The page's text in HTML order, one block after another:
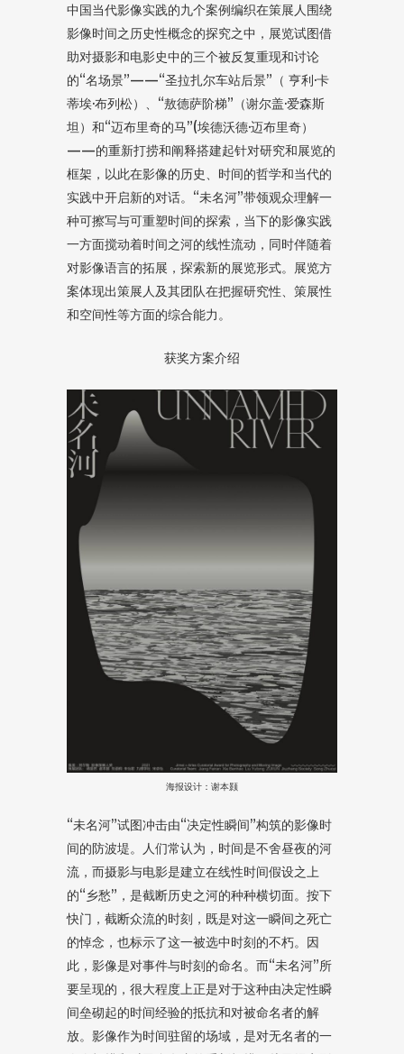
中国当代影像实践的九个案例编织在策展人围绕
影像时间之历史性概念的探究之中，展览试图借
助对摄影和电影史中的三个被反复重现和讨论
的“名场景”——“圣拉扎尔车站后景”（ 亨利·卡
蒂埃·布列松）、“敖德萨阶梯”（谢尔盖·爱森斯
坦）和“迈布里奇的马”(埃德沃德·迈布里奇）
——的重新打捞和阐释搭建起针对研究和展览的
框架，以此在影像的历史、时间的哲学和当代的
实践中开启新的对话。“未名河”带领观众理解一
种可擦写与可重塑时间的探索，当下的影像实践
一方面搅动着时间之河的线性流动，同时伴随着
对影像语言的拓展，探索新的展览形式。展览方
案体现出策展人及其团队在把握研究性、策展性
和空间性等方面的综合能力。
获奖方案介绍
海报设计：谢本颢
“未名河”试图冲击由“决定性瞬间”构筑的影像时
间的防波堤。人们常认为，时间是不舍昼夜的河
流，而摄影与电影是建立在线性时间假设之上
的“乡愁”，是截断历史之河的种种横切面。按下
快门，截断众流的时刻，既是对这一瞬间之死亡
的悼念，也标示了这一被选中时刻的不朽。因
此，影像是对事件与时刻的命名。而“未名河”所
要呈现的，很大程度上正是对于这种由决定性瞬
间垒砌起的时间经验的抵抗和对被命名者的解
放。影像作为时间驻留的场域，是对无名者的一